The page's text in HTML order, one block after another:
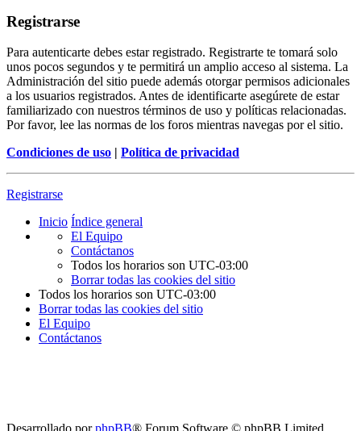
Registrarse
Para autenticarte debes estar registrado. Registrarte te tomará solo
unos pocos segundos y te permitirá un amplio acceso al sistema. La
Administración del sitio puede además otorgar permisos adicionales
a los usuarios registrados. Antes de identificarte asegúrete de estar
familiarizado con nuestros términos de uso y políticas relacionadas.
Por favor, lee las normas de los foros mientras navegas por el sitio.
Condiciones de uso | Política de privacidad
Registrarse
Inicio Índice general
El Equipo
Contáctanos
Todos los horarios son UTC-03:00
Borrar todas las cookies del sitio
Todos los horarios son UTC-03:00
Borrar todas las cookies del sitio
El Equipo
Contáctanos
Desarrollado porphpBB® Forum Software © phpBB Limited